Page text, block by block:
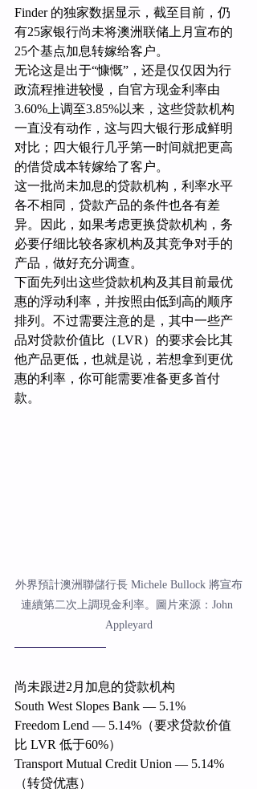
Finder 的独家数据显示，截至目前，仍
有25家银行尚未将澳洲联储上月宣布的
25个基点加息转嫁给客户。
无论这是出于“慷慨”，还是仅仅因为行
政流程推进较慢，自官方现金利率由
3.60%上调至3.85%以来，这些贷款机构
一直没有动作，这与四大银行形成鲜明
对比；四大银行几乎第一时间就把更高
的借贷成本转嫁给了客户。
这一批尚未加息的贷款机构，利率水平
各不相同，贷款产品的条件也各有差
异。因此，如果考虑更换贷款机构，务
必要仔细比较各家机构及其竞争对手的
产品，做好充分调查。
下面先列出这些贷款机构及其目前最优
惠的浮动利率，并按照由低到高的顺序
排列。不过需要注意的是，其中一些产
品对贷款价值比（LVR）的要求会比其
他产品更低，也就是说，若想拿到更优
惠的利率，你可能需要准备更多首付
款。
外界預計澳洲聯儲行長 Michele Bullock 將宣布
連續第二次上調現金利率。圖片來源：John
Appleyard
尚未跟进2月加息的贷款机构
South West Slopes Bank — 5.1%
Freedom Lend — 5.14%（要求贷款价值
比 LVR 低于60%）
Transport Mutual Credit Union — 5.14%
（转贷优惠）